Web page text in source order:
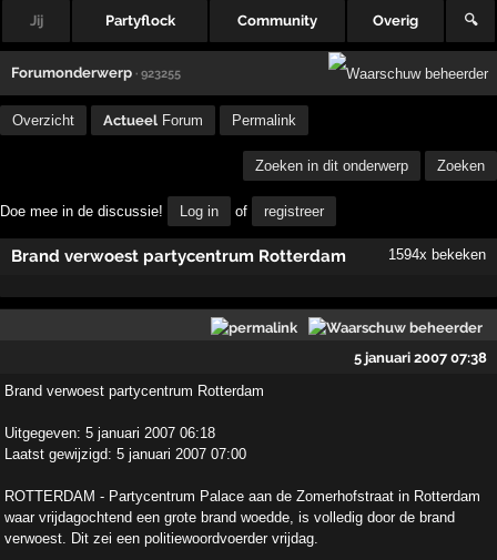
Jij Partyflock Community Overig 🔍
Forumonderwerp · 923255
Overzicht Actueel Forum Permalink
Zoeken in dit onderwerp Zoeken
Doe mee in de discussie! Log in of registreer
Brand verwoest partycentrum Rotterdam 1594x bekeken
5 januari 2007 07:38
Brand verwoest partycentrum Rotterdam
Uitgegeven: 5 januari 2007 06:18
Laatst gewijzigd: 5 januari 2007 07:00
ROTTERDAM - Partycentrum Palace aan de Zomerhofstraat in Rotterdam
waar vrijdagochtend een grote brand woedde, is volledig door de brand
verwoest. Dit zei een politiewoordvoerder vrijdag.